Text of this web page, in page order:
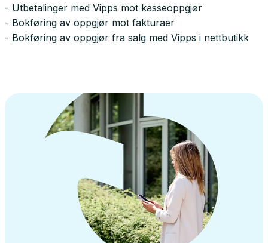
- Utbetalinger med Vipps mot kasseoppgjør
- Bokføring av oppgjør mot fakturaer
- Bokføring av oppgjør fra salg med Vipps i nettbutikk